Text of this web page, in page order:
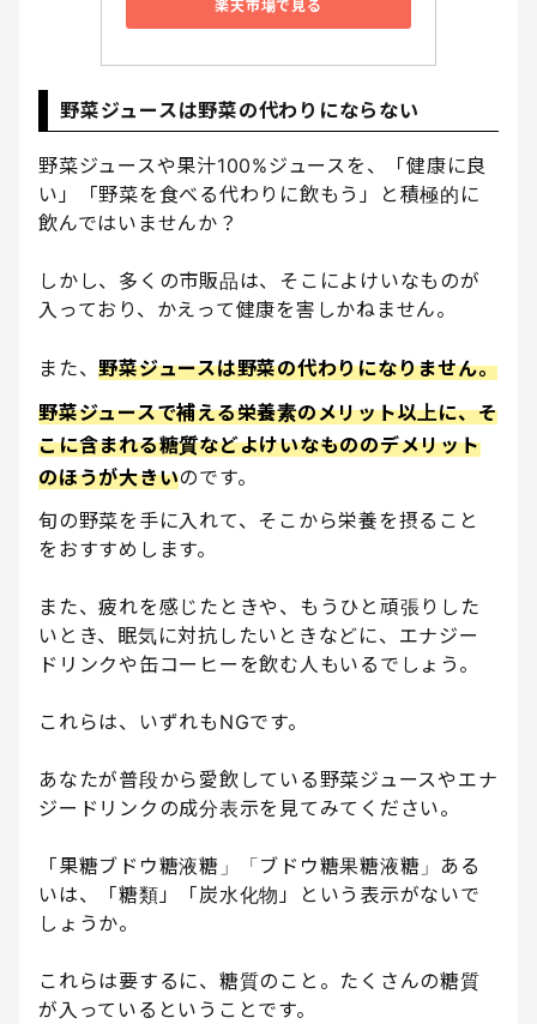
楽天市場で見る
野菜ジュースは野菜の代わりにならない
野菜ジュースや果汁100%ジュースを、「健康に良
い」「野菜を食べる代わりに飲もう」と積極的に
飲んではいませんか？
しかし、多くの市販品は、そこによけいなものが
入っており、かえって健康を害しかねません。
また、野菜ジュースは野菜の代わりになりません。
野菜ジュースで補える栄養素のメリット以上に、そ
こに含まれる糖質などよけいなもののデメリット
のほうが大きいのです。
旬の野菜を手に入れて、そこから栄養を摂ること
をおすすめします。
また、疲れを感じたときや、もうひと頑張りした
いとき、眠気に対抗したいときなどに、エナジー
ドリンクや缶コーヒーを飲む人もいるでしょう。
これらは、いずれもNGです。
あなたが普段から愛飲している野菜ジュースやエナ
ジードリンクの成分表示を見てみてください。
「果糖ブドウ糖液糖」「ブドウ糖果糖液糖」ある
いは、「糖類」「炭水化物」という表示がないで
しょうか。
これらは要するに、糖質のこと。たくさんの糖質
が入っているということです。